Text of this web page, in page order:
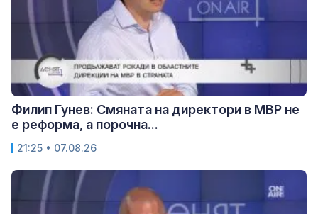
Филип Гунев: Смяната на директори в МВР не
е реформа, а порочна...
21:25 • 07.08.26